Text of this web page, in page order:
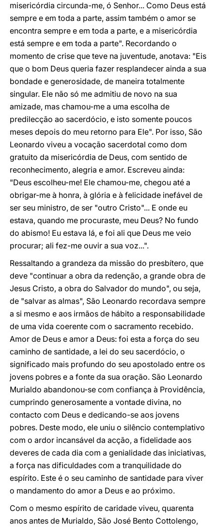
misericórdia circunda-me, ó Senhor... Como Deus está
sempre e em toda a parte, assim também o amor se
encontra sempre e em toda a parte, e a misericórdia
está sempre e em toda a parte". Recordando o
momento de crise que teve na juventude, anotava: "Eis
que o bom Deus queria fazer resplandecer ainda a sua
bondade e generosidade, de maneira totalmente
singular. Ele não só me admitiu de novo na sua
amizade, mas chamou-me a uma escolha de
predilecção ao sacerdócio, e isto somente poucos
meses depois do meu retorno para Ele". Por isso, São
Leonardo viveu a vocação sacerdotal como dom
gratuito da misericórdia de Deus, com sentido de
reconhecimento, alegria e amor. Escreveu ainda:
"Deus escolheu-me! Ele chamou-me, chegou até a
obrigar-me à honra, à glória e à felicidade inefável de
ser seu ministro, de ser "outro Cristo"... E onde eu
estava, quando me procuraste, meu Deus? No fundo
do abismo! Eu estava lá, e foi ali que Deus me veio
procurar; ali fez-me ouvir a sua voz...".
Ressaltando a grandeza da missão do presbítero, que
deve "continuar a obra da redenção, a grande obra de
Jesus Cristo, a obra do Salvador do mundo", ou seja,
de "salvar as almas", São Leonardo recordava sempre
a si mesmo e aos irmãos de hábito a responsabilidade
de uma vida coerente com o sacramento recebido.
Amor de Deus e amor a Deus: foi esta a força do seu
caminho de santidade, a lei do seu sacerdócio, o
significado mais profundo do seu apostolado entre os
jovens pobres e a fonte da sua oração. São Leonardo
Murialdo abandonou-se com confiança à Providência,
cumprindo generosamente a vontade divina, no
contacto com Deus e dedicando-se aos jovens
pobres. Deste modo, ele uniu o silêncio contemplativo
com o ardor incansável da acção, a fidelidade aos
deveres de cada dia com a genialidade das iniciativas,
a força nas dificuldades com a tranquilidade do
espírito. Este é o seu caminho de santidade para viver
o mandamento do amor a Deus e ao próximo.
Com o mesmo espírito de caridade viveu, quarenta
anos antes de Murialdo, São José Bento Cottolengo,